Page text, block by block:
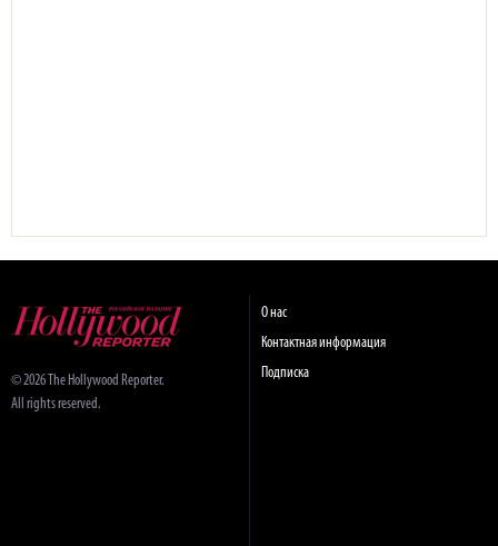
© 2026 The Hollywood Reporter.
All rights reserved.
О нас
Контактная информация
Подписка